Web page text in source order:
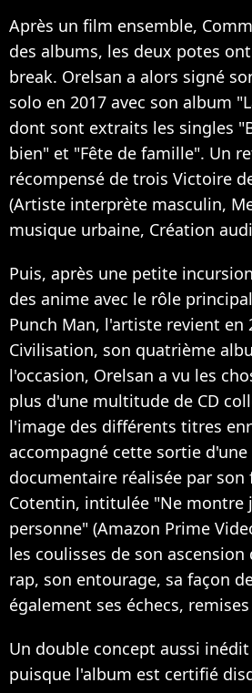
Après un film ensemble,
des albums, les deux potes
break. Orelsan a alors signé
solo en 2017 avec son album
dont sont extraits les singles
bien" et "Fête de famille". Un
récompensé de trois Victoire
(Artiste interprète masculin,
musique urbaine, Création
Puis, après une petite
des anime avec le rôle
Punch Man, l'artiste revient en
Civilisation, son quatrième
l'occasion, Orelsan a vu les
plus d'une multitude de CD
l'image des différents titres
accompagné cette sortie d'une
documentaire réalisée par son
Cotentin, intitulée "Ne montre
personne" (Amazon Prime
les coulisses de son
rap, son entourage, sa façon
également ses échecs,
Un double concept aussi
puisque l'album est certifié